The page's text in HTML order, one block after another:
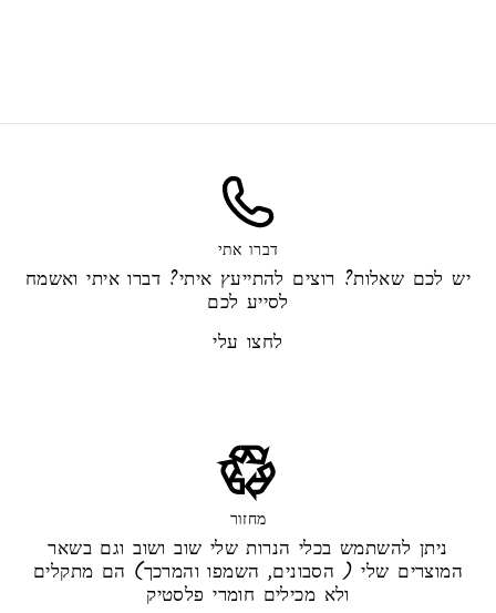
דברו אתי
יש לכם שאלות? רוצים להתייעץ איתי? דברו איתי ואשמח
לסייע לכם
לחצו עלי
מחזור
ניתן להשתמש בכלי הנרות שלי שוב ושוב וגם בשאר
המוצרים שלי ( הסבונים, השמפו והמרכך) הם מתקלים
ולא מכילים חומרי פלסטיק